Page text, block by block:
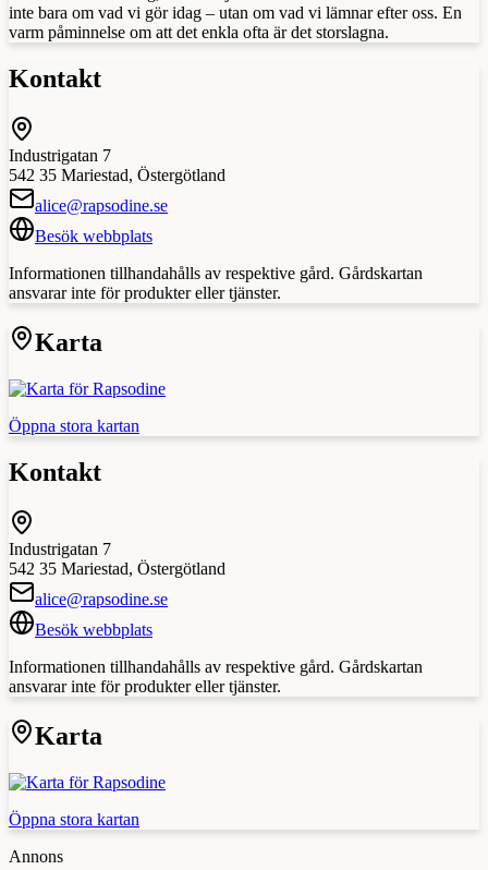
inte bara om vad vi gör idag – utan om vad vi lämnar efter oss. En
varm påminnelse om att det enkla ofta är det storslagna.
Kontakt
Industrigatan 7
542 35 Mariestad, Östergötland
alice@rapsodine.se
Besök webbplats
Informationen tillhandahålls av respektive gård. Gårdskartan
ansvarar inte för produkter eller tjänster.
Karta
Öppna stora kartan
Kontakt
Industrigatan 7
542 35 Mariestad, Östergötland
alice@rapsodine.se
Besök webbplats
Informationen tillhandahålls av respektive gård. Gårdskartan
ansvarar inte för produkter eller tjänster.
Karta
Öppna stora kartan
Annons